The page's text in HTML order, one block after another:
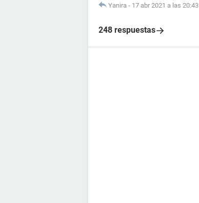
Yanira - 17 abr 2021 a las 20:43
248 respuestas